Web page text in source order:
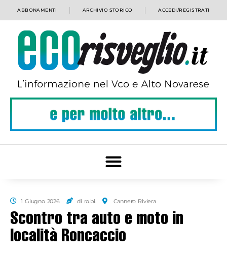
ABBONAMENTI ARCHIVIO STORICO ACCEDI/REGISTRATI
1 Giugno 2026 di ro.bi. Cannero Riviera
Scontro tra auto e moto in
località Roncaccio